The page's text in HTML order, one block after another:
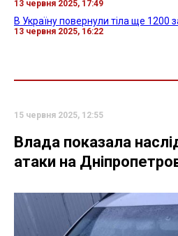
13 червня 2025, 17:49
В Україну повернули тіла ще 1200
13 червня 2025, 16:22
15 червня 2025, 12:55
Влада показала
атаки на